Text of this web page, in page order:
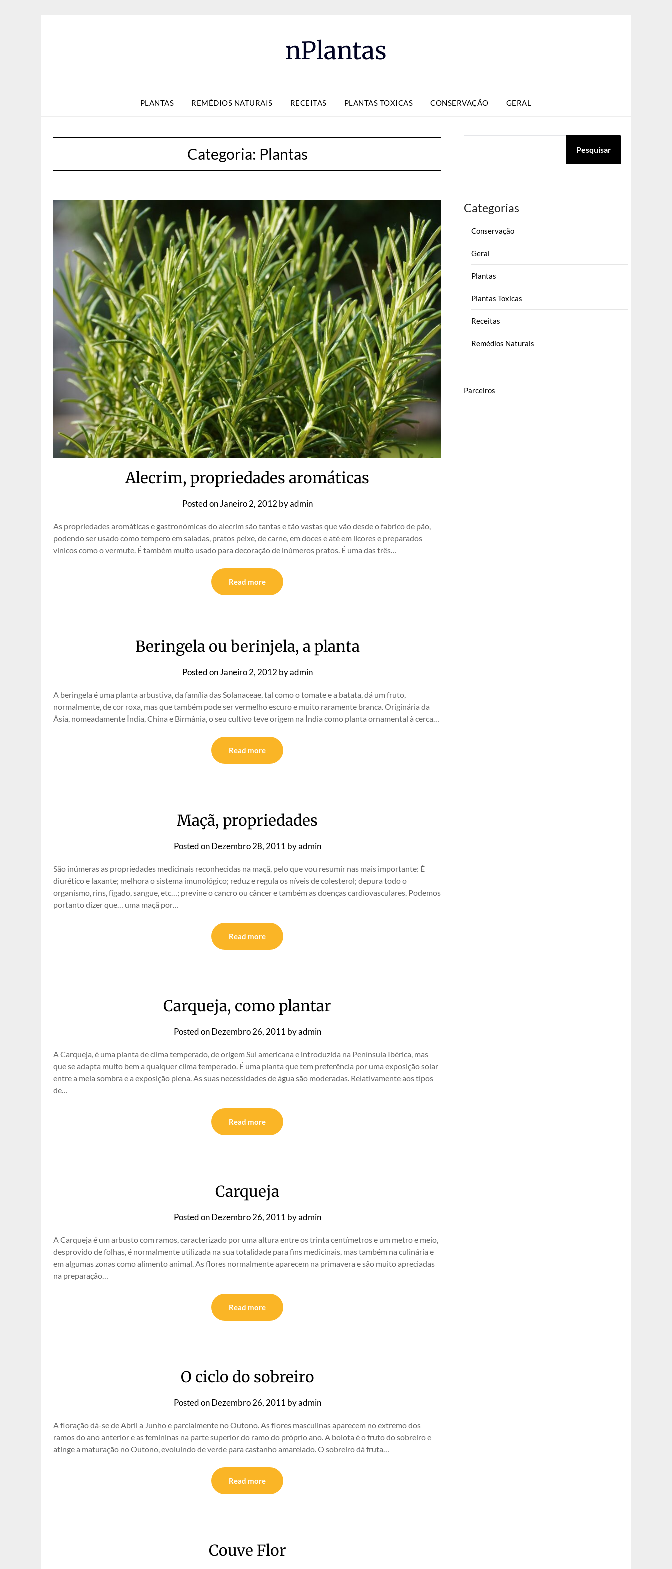
nPlantas
PLANTAS REMÉDIOS NATURAIS RECEITAS PLANTAS TOXICAS CONSERVAÇÃO GERAL
Categoria: Plantas
Alecrim, propriedades aromáticas
Posted onJaneiro 2, 2012 byadmin
As propriedades aromáticas e gastronómicas do alecrim são tantas e tão vastas que vão desde o fabrico de pão,
podendo ser usado como tempero em saladas, pratos peixe, de carne, em doces e até em licores e preparados
vínicos como o vermute. É também muito usado para decoração de inúmeros pratos. É uma das três…
Read more
Beringela ou berinjela, a planta
Posted onJaneiro 2, 2012 byadmin
A beringela é uma planta arbustiva, da família das Solanaceae, tal como o tomate e a batata, dá um fruto,
normalmente, de cor roxa, mas que também pode ser vermelho escuro e muito raramente branca. Originária da
Ásia, nomeadamente Índia, China e Birmânia, o seu cultivo teve origem na Índia como planta ornamental à cerca…
Read more
Maçã, propriedades
Posted onDezembro 28, 2011 byadmin
São inúmeras as propriedades medicinais reconhecidas na maçã, pelo que vou resumir nas mais importante: É
diurético e laxante; melhora o sistema imunológico; reduz e regula os níveis de colesterol; depura todo o
organismo, rins, fígado, sangue, etc…; previne o cancro ou câncer e também as doenças cardiovasculares. Podemos
portanto dizer que… uma maçã por…
Read more
Carqueja, como plantar
Posted onDezembro 26, 2011 byadmin
A Carqueja, é uma planta de clima temperado, de origem Sul americana e introduzida na Península Ibérica, mas
que se adapta muito bem a qualquer clima temperado. É uma planta que tem preferência por uma exposição solar
entre a meia sombra e a exposição plena. As suas necessidades de água são moderadas. Relativamente aos tipos
de…
Read more
Carqueja
Posted onDezembro 26, 2011 byadmin
A Carqueja é um arbusto com ramos, caracterizado por uma altura entre os trinta centímetros e um metro e meio,
desprovido de folhas, é normalmente utilizada na sua totalidade para fins medicinais, mas também na culinária e
em algumas zonas como alimento animal. As flores normalmente aparecem na primavera e são muito apreciadas
na preparação…
Read more
O ciclo do sobreiro
Posted onDezembro 26, 2011 byadmin
A floração dá-se de Abril a Junho e parcialmente no Outono. As flores masculinas aparecem no extremo dos
ramos do ano anterior e as femininas na parte superior do ramo do próprio ano. A bolota é o fruto do sobreiro e
atinge a maturação no Outono, evoluindo de verde para castanho amarelado. O sobreiro dá fruta…
Read more
Couve Flor
Pesquisar
Categorias
Conservação
Geral
Plantas
Plantas Toxicas
Receitas
Remédios Naturais
Parceiros